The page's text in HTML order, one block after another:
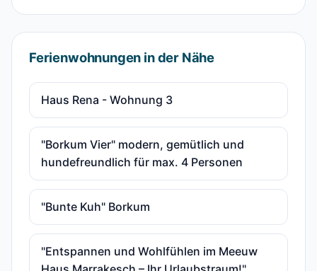
Ferienwohnungen in der Nähe
Haus Rena - Wohnung 3
"Borkum Vier" modern, gemütlich und
hundefreundlich für max. 4 Personen
"Bunte Kuh" Borkum
"Entspannen und Wohlfühlen im Meeuw